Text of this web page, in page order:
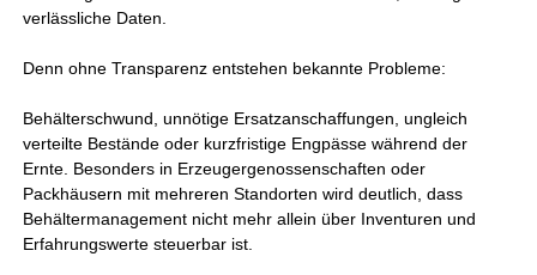
verlässliche Daten.
Denn ohne Transparenz entstehen bekannte Probleme:
Behälterschwund, unnötige Ersatzanschaffungen, ungleich
verteilte Bestände oder kurzfristige Engpässe während der
Ernte. Besonders in Erzeugergenossenschaften oder
Packhäusern mit mehreren Standorten wird deutlich, dass
Behältermanagement nicht mehr allein über Inventuren und
Erfahrungswerte steuerbar ist.